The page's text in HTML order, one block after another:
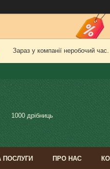
Зараз у компанії неробочий
1000 дрібниць
ПОСЛУГИ ПРО НАС